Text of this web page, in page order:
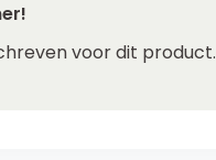
voor dit product.